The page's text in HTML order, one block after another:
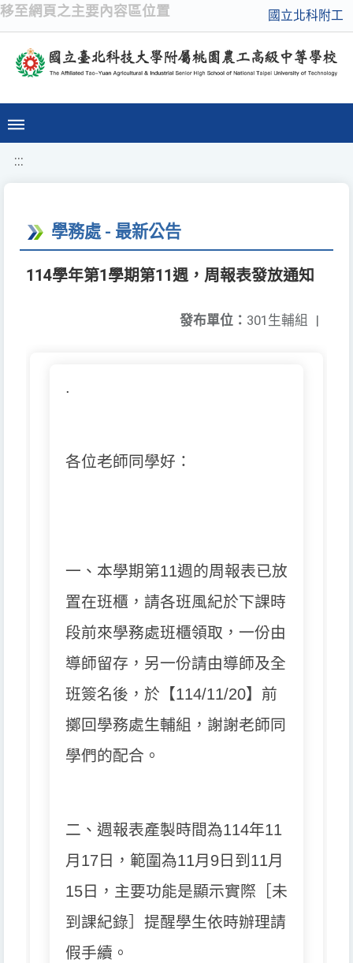
移至網頁之主要內容區位置 國立北科附工
:::
學務處 - 最新公告
114學年第1學期第11週，周報表發放通知
發布單位： 301生輔組 |
.
各位老師同學好：
一、本學期第11週的周報表已放
置在班櫃， 請各班風紀於下課時
段前來學務處班櫃領取，一份由
導師留存， 另一份請由導師及全
班簽名後，於【114/11/20】 前
擲回學務處生輔組，謝謝老師同
學們的配合。
二、週報表產製時間為114年11
月17日，範圍為11月9日到11月
15日， 主要功能是顯示實際［未
到課紀錄］提醒學生依時辦理請
假手續。